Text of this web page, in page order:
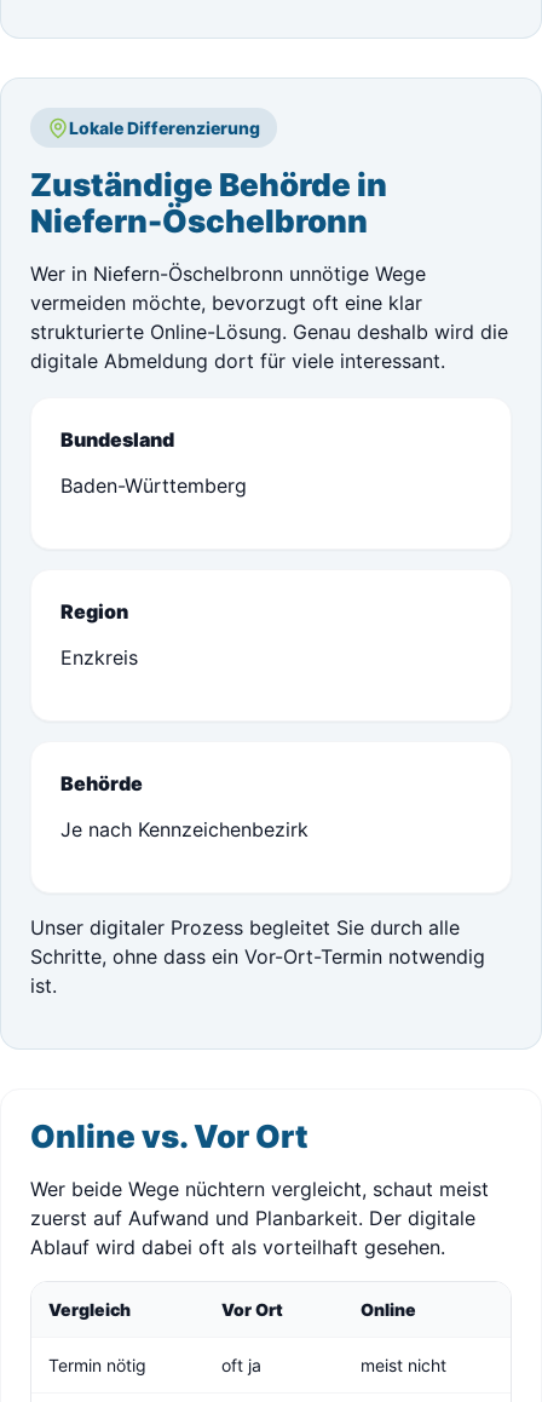
Lokale Differenzierung
Zuständige Behörde in
Niefern-Öschelbronn
Wer in Niefern-Öschelbronn unnötige Wege
vermeiden möchte, bevorzugt oft eine klar
strukturierte Online-Lösung. Genau deshalb wird die
digitale Abmeldung dort für viele interessant.
Bundesland
Baden-Württemberg
Region
Enzkreis
Behörde
Je nach Kennzeichenbezirk
Unser digitaler Prozess begleitet Sie durch alle
Schritte, ohne dass ein Vor-Ort-Termin notwendig
ist.
Online vs. Vor Ort
Wer beide Wege nüchtern vergleicht, schaut meist
zuerst auf Aufwand und Planbarkeit. Der digitale
Ablauf wird dabei oft als vorteilhaft gesehen.
Vergleich Vor Ort Online
Termin nötig oft ja meist nicht